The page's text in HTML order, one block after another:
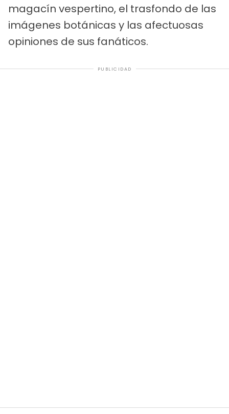
magacín vespertino, el trasfondo de las
imágenes botánicas y las afectuosas
opiniones de sus fanáticos.
PUBLICIDAD